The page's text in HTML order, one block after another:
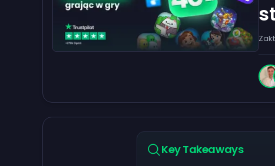
Key Takeaways